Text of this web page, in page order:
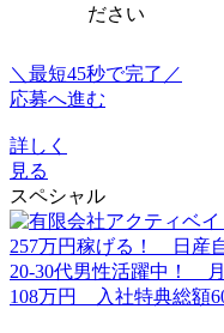
ださい
＼最短45秒で完了／
応募へ進む
詳しく
見る
スペシャル